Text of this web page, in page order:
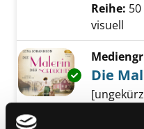
Reihe:
visuell
Exemplar-
Die